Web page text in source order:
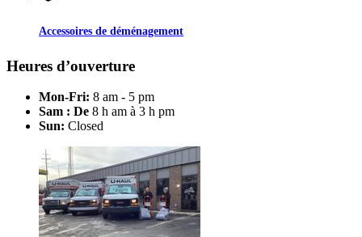
Accessoires de déménagement
Heures d’ouverture
Mon-Fri: 8 am - 5 pm
Sam : De 8 h am à 3 h pm
Sun: Closed